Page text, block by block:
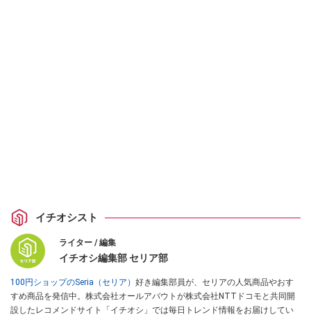
イチオシスト
ライター / 編集
イチオシ編集部 セリア部
100円ショップのSeria（セリア） 好き編集部員が、セリアの人気商品やおす
すめ商品を発信中。株式会社オールアバウトが株式会社NTTドコモと共同開
設したレコメンドサイト「イチオシ」では毎日トレンド情報をお届けしてい